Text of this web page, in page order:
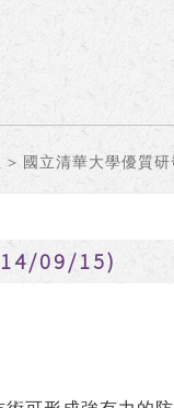
> 國立清華大學優質
09/15)